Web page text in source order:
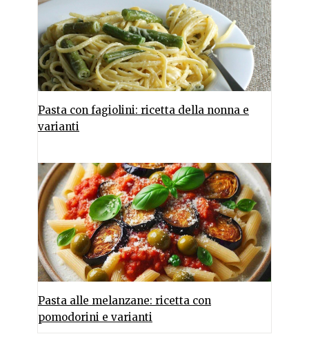
Pasta con fagiolini: ricetta della nonna e
varianti
Pasta alle melanzane: ricetta con
pomodorini e varianti